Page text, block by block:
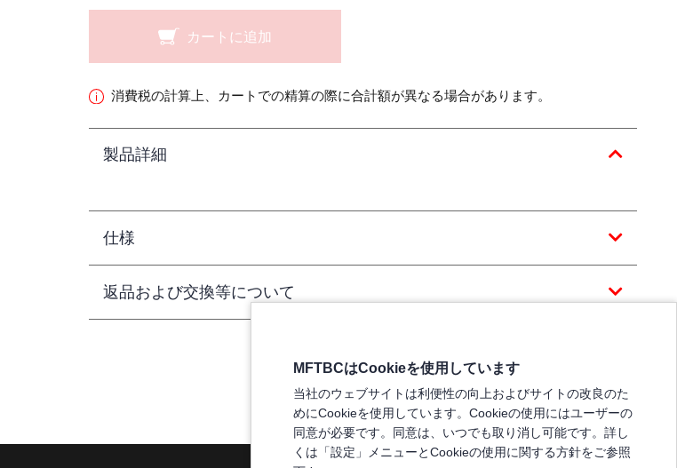
カートに追加
消費税の計算上、カートでの精算の際に合計額が異なる場合があります。
製品詳細
仕様
返品および交換等について
MFTBCはCookieを使用しています
当社のウェブサイトは利便性の向上およびサイトの改良のた
めにCookieを使用しています。Cookieの使用にはユーザーの
同意が必要です。同意は、いつでも取り消し可能です。詳し
くは「設定」メニューとCookieの使用に関する方針をご参照